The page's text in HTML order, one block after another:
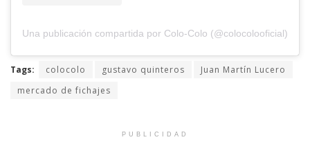
Una publicación compartida por Colo-Colo (@colocolooficial)
Tags: colocolo gustavo quinteros
Juan Martín Lucero
mercado de fichajes
PUBLICIDAD